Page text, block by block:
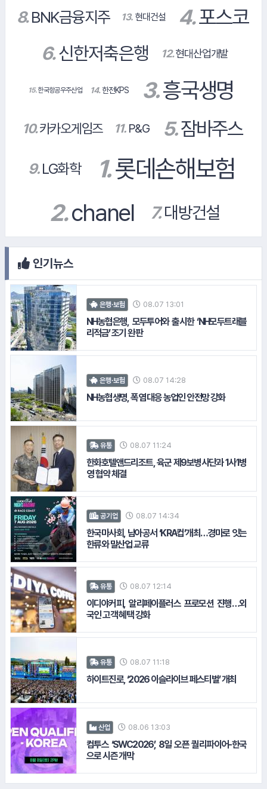
15.한국항공우주산업
14.한전KPS
인기뉴스
은행·보험 08.07 13:01
NH농협은행, 모두투어와 출시한 ‘NH모두트래블
리적금’ 조기 완판
은행·보험 08.07 14:28
NH농협생명, 폭염 대응 농업인 안전망 강화
유통 08.07 11:24
한화호텔앤드리조트, 육군 제9보병사단과 1사1병
영 협약 체결
공기업 08.07 14:34
한국마사회, 남아공서 ‘KRA컵’개최…경마로 잇는
한류와 말산업 교류
유통 08.07 12:14
이디야커피, 알리페이플러스 프로모션 진행…외
국인 고객 혜택 강화
유통 08.07 11:18
하이트진로, ‘2026 이슬라이브 페스티벌’ 개최
산업 08.06 13:03
컴투스 ‘SWC2026’, 8일 오픈 퀄리파이어-한국
으로 시즌 개막
#골프존
#이디야커피
#한화리조트
#교보생명
#SPC그룹
#삼성증권
#쿠팡